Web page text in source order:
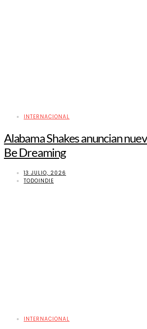
INTERNACIONAL
Alabama Shakes anuncian
Be Dreaming
13 JULIO, 2026
TODOINDIE
INTERNACIONAL